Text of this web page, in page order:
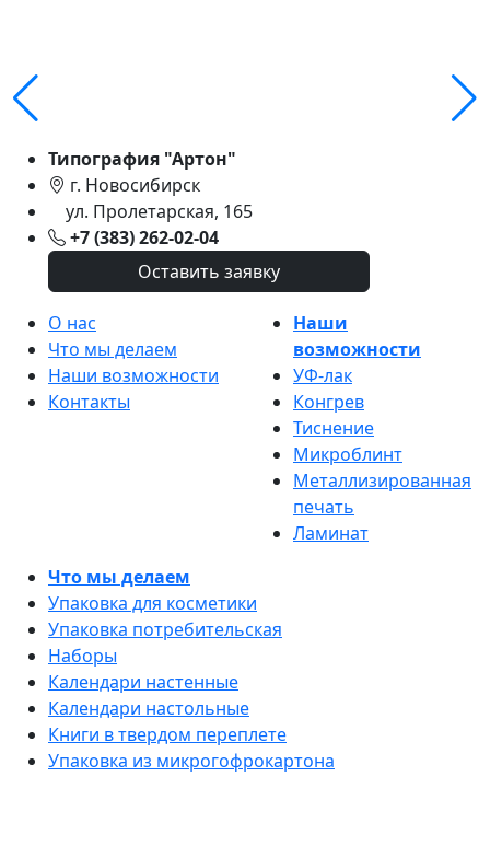
Типография "Артон"
г. Новосибирск
ул. Пролетарская, 165
+7 (383) 262-02-04
Оставить заявку
О нас
Что мы делаем
Наши возможности
Контакты
Наши
возможности
УФ-лак
Конгрев
Тиснение
Микроблинт
Металлизированная
печать
Ламинат
Что мы делаем
Упаковка для косметики
Упаковка потребительская
Наборы
Календари настенные
Календари настольные
Книги в твердом переплете
Упаковка из микрогофрокартона